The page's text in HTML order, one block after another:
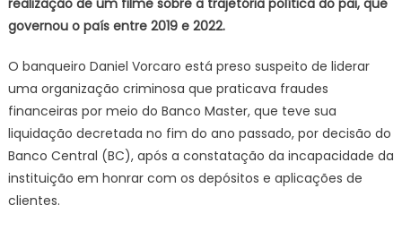
realização de um filme sobre a trajetória política do pai, que
governou o país entre 2019 e 2022.
O banqueiro Daniel Vorcaro está preso suspeito de liderar
uma organização criminosa que praticava fraudes
financeiras por meio do Banco Master, que teve sua
liquidação decretada no fim do ano passado, por decisão do
Banco Central (BC), após a constatação da incapacidade da
instituição em honrar com os depósitos e aplicações de
clientes.